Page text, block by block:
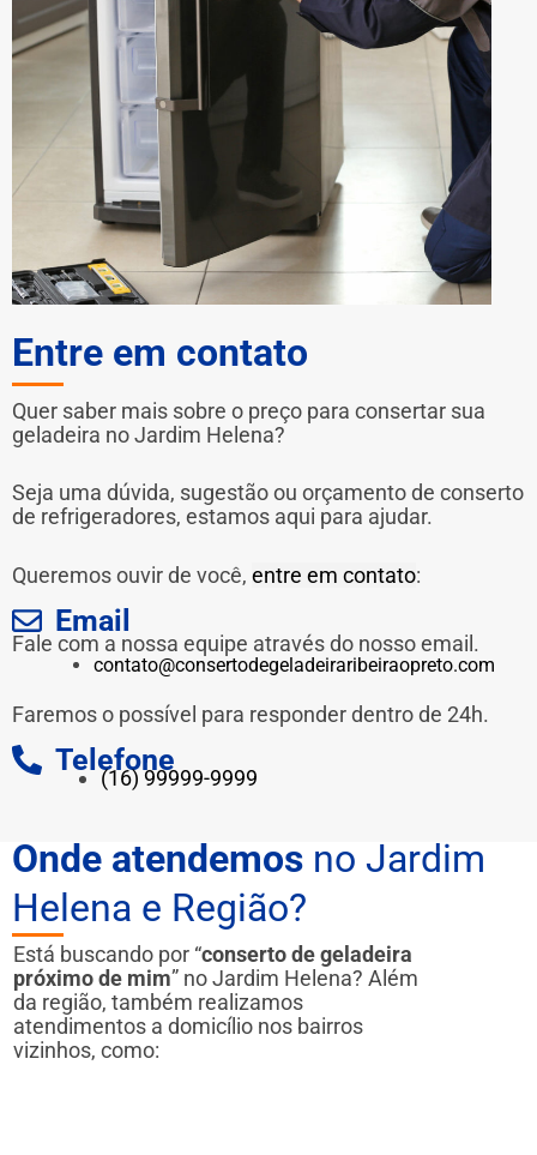
Entre em contato
Quer saber mais sobre o preço para consertar sua
geladeira no Jardim Helena?
Seja uma dúvida, sugestão ou orçamento de conserto
de refrigeradores, estamos aqui para ajudar.
Queremos ouvir de você, entre em contato:
Email
Fale com a nossa equipe através do nosso email.
contato@consertodegeladeiraribeiraopreto.com
Faremos o possível para responder dentro de 24h.
Telefone
(16) 99999-9999
Onde atendemos no Jardim
Helena e Região?
Está buscando por “conserto de geladeira
próximo de mim” no Jardim Helena? Além
da região, também realizamos
atendimentos a domicílio nos bairros
vizinhos, como: